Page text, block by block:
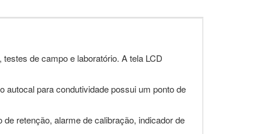
de campo e laboratório. A tela LCD
autocal para condutividade possui um ponto de
retenção, alarme de calibração, indicador de